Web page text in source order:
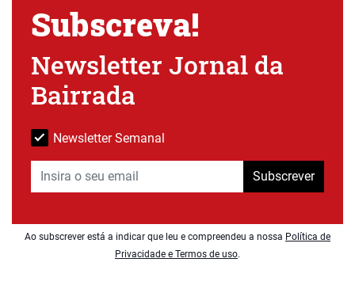
Subscreva!
Newsletter Jornal da
Bairrada
Newsletter Semanal
Subscrever
Ao subscrever está a indicar que leu e compreendeu a nossa Política de
Privacidade e Termos de uso.